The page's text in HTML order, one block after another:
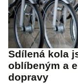
Sdílená kola
oblíbeným a
dopravy